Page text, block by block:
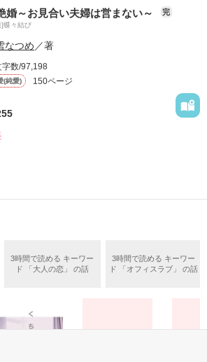
るのだが…
の妹で
き
部営業２課課長
曹司である
き
のない結婚生活
を
い。
を選んだ。
たいと望んで。
らに溺愛突入とは
婚～お見合い夫婦は営まない～ 完
]蝶々結び
なつめ ／著
字数/97,198
(純愛) 150ページ
3時間で読める キーワー
ド 「大人の恋」 の話
3時間で読める キーワー
ド 「オフィスラブ」 の話